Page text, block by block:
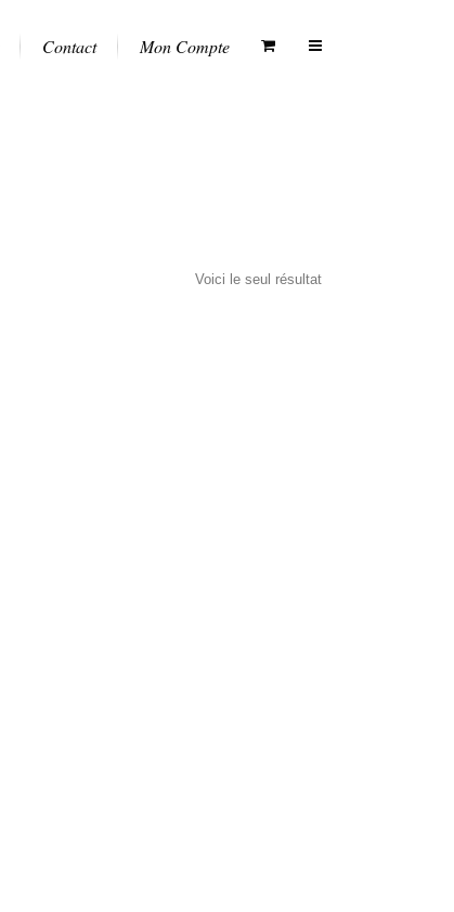
Contact Mon Compte
Voici le seul résultat